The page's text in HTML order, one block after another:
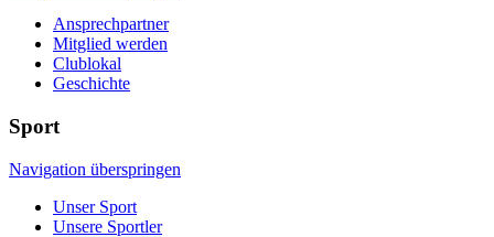
Ansprechpartner
Mitglied werden
Clublokal
Geschichte
Sport
Navigation überspringen
Unser Sport
Unsere Sportler